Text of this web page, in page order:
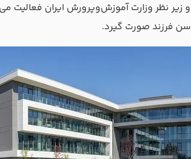
زیر نظر وزارت آموزش‌وپرورش ایران فعالیت
فرزند صورت گیرد.